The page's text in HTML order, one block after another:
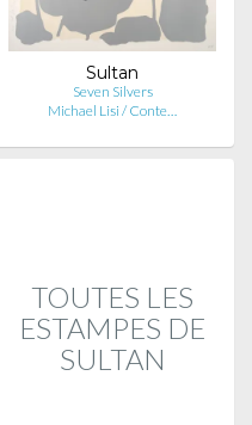
Sultan
Seven Silvers
Michael Lisi / Conte…
TOUTES LES
ESTAMPES DE
SULTAN